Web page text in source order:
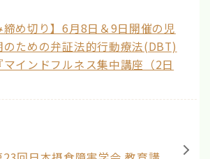
締め切り】6月8日＆9日開催の児
のための弁証法的行動療法(DBT)
マインドフルネス集中講座（2日